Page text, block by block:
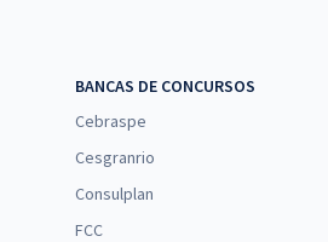
BANCAS DE CONCURSOS
Cebraspe
Cesgranrio
Consulplan
FCC